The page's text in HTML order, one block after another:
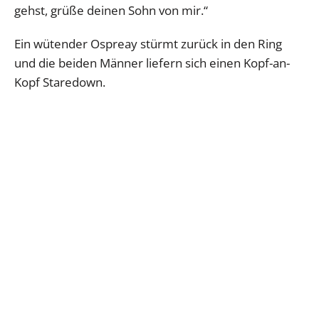
gehst, grüße deinen Sohn von mir.“
Ein wütender Ospreay stürmt zurück in den Ring
und die beiden Männer liefern sich einen Kopf-an-
Kopf Staredown.